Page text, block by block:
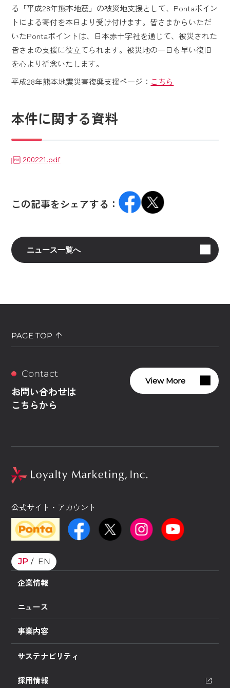
る「平成28年熊本地震」の被災地支援として、Pontaポイン
トによる寄付を本日より受け付けます。皆さまからいただ
いたPontaポイントは、日本赤十字社を通じて、被災された
皆さまの支援に役立てられます。被災地の一日も早い復旧
を心より祈念いたします。
平成28年熊本地震災害復興支援ページ： こちら
本件に関する資料
200221.pdf
この記事をシェアする：
ニュース一覧へ
PAGE TOP
Contact
お問い合わせは
こちらから
View More
公式サイト・アカウント
JP EN
企業情報
ニュース
事業内容
サステナビリティ
採用情報